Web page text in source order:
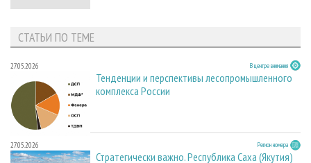
СТАТЬИ ПО ТЕМЕ
27.05.2026 В центре внимания
Тенденции и перспективы лесопромышленного
комплекса России
27.05.2026 Регион номера
Стратегически важно. Республика Саха (Якутия)